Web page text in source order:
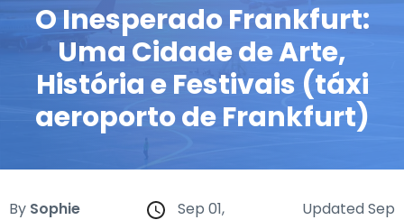
O Inesperado Frankfurt:
Uma Cidade de Arte,
História e Festivais (táxi
aeroporto de Frankfurt)
By Sophie
Sep 01,
Updated Sep